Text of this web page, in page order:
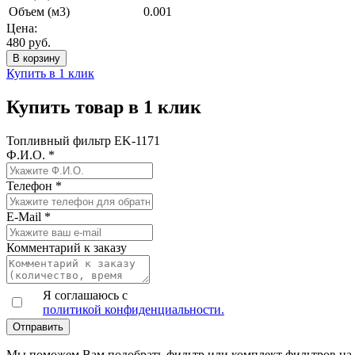
Объем (м3)
0.001
Цена:
480 руб.
Купить в 1 клик
Купить товар в 1 клик
Топливный фильтр EK-1171
Ф.И.О. *
Телефон *
E-Mail *
Комментарий к заказу
Я соглашаюсь с
политикой конфиденциальности.